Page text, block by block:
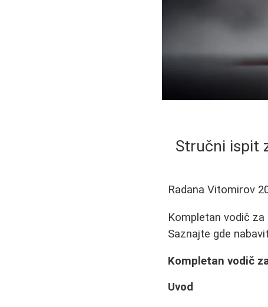
Stručni ispit
Radana Vitomirov
Kompletan vodič
Saznajte gde
Kompletan vodič
Uvod